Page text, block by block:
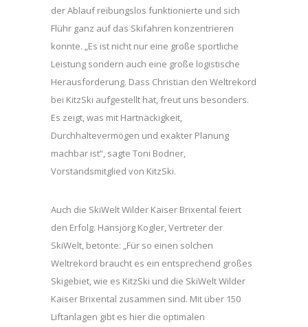
der Ablauf reibungslos funktionierte und sich
Flühr ganz auf das Skifahren konzentrieren
konnte. „Es ist nicht nur eine große sportliche
Leistung sondern auch eine große logistische
Herausforderung. Dass Christian den Weltrekord
bei KitzSki aufgestellt hat, freut uns besonders.
Es zeigt, was mit Hartnäckigkeit,
Durchhaltevermögen und exakter Planung
machbar ist“, sagte Toni Bodner,
Vorstandsmitglied von KitzSki.
Auch die SkiWelt Wilder Kaiser Brixental feiert
den Erfolg. Hansjörg Kogler, Vertreter der
SkiWelt, betonte: „Für so einen solchen
Weltrekord braucht es ein entsprechend großes
Skigebiet, wie es KitzSki und die SkiWelt Wilder
Kaiser Brixental zusammen sind. Mit über 150
Liftanlagen gibt es hier die optimalen